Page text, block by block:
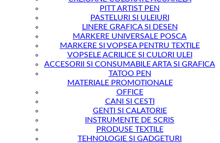
PITT ARTIST PEN
PASTELURI SI ULEIURI
LINERE GRAFICA SI DESEN
MARKERE UNIVERSALE POSCA
MARKERE SI VOPSEA PENTRU TEXTILE
VOPSELE ACRILICE SI CULORI ULEI
ACCESORII SI CONSUMABILE ARTA SI GRAFICA
TATOO PEN
MATERIALE PROMOTIONALE
OFFICE
CANI SI CESTI
GENTI SI CALATORIE
INSTRUMENTE DE SCRIS
PRODUSE TEXTILE
TEHNOLOGIE SI GADGETURI